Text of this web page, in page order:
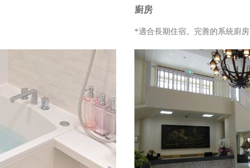
廚房
*適合長期住宿。完善的系統廚房